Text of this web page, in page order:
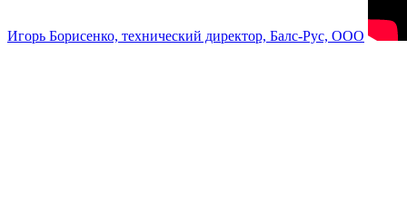
Игорь Борисенко, технический директор, Балс-Рус, ООО